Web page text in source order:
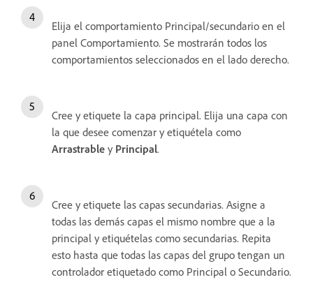
Elija el comportamiento Principal/secundario en el
panel Comportamiento. Se mostrarán todos los
comportamientos seleccionados en el lado derecho.
Cree y etiquete la capa principal. Elija una capa con
la que desee comenzar y etiquétela como
Arrastrable y Principal.
Cree y etiquete las capas secundarias. Asigne a
todas las demás capas el mismo nombre que a la
principal y etiquételas como secundarias. Repita
esto hasta que todas las capas del grupo tengan un
controlador etiquetado como Principal o Secundario.